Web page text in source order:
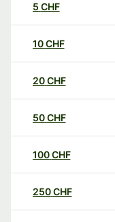
5 CHF
10CHF
20CHF
50CHF
100CHF
250CHF